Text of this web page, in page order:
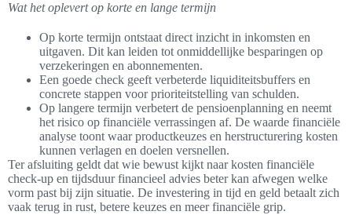
Wat het oplevert op korte en lange termijn
Op korte termijn ontstaat direct inzicht in inkomsten en
uitgaven. Dit kan leiden tot onmiddellijke besparingen op
verzekeringen en abonnementen.
Een goede check geeft verbeterde liquiditeitsbuffers en
concrete stappen voor prioriteitstelling van schulden.
Op langere termijn verbetert de pensioenplanning en neemt
het risico op financiële verrassingen af. De waarde financiële
analyse toont waar productkeuzes en herstructurering kosten
kunnen verlagen en doelen versnellen.
Ter afsluiting geldt dat wie bewust kijkt naar kosten financiële
check-up en tijdsduur financieel advies beter kan afwegen welke
vorm past bij zijn situatie. De investering in tijd en geld betaalt zich
vaak terug in rust, betere keuzes en meer financiële grip.